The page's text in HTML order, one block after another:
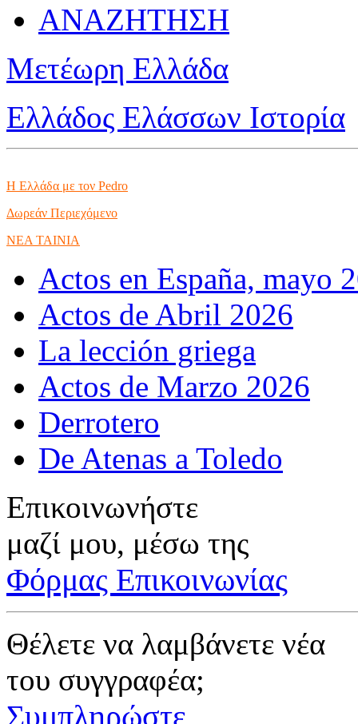
ΑΝΑΖΗΤΗΣΗ
Μετέωρη Ελλάδα
Ελλάδος Ελάσσων Ιστορία
Η Ελλάδα με τον Pedro
Δωρεάν Περιεχόμενο
NEA TAINIA
Actos en España, mayo
Actos de Abril 2026
La lección griega
Actos de Marzo 2026
Derrotero
De Atenas a Toledo
Επικοινωνήστε
μαζί μου, μέσω της
Φόρμας Επικοινωνίας
Θέλετε να λαμβάνετε νέα
του συγγραφέα;
Συμπληρώστε